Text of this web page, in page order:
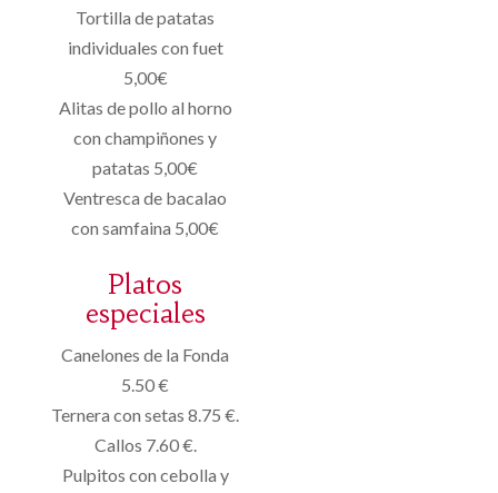
Tortilla de patatas
individuales con fuet
5,00€
Alitas de pollo al horno
con champiñones y
patatas 5,00€
Ventresca de bacalao
con samfaina 5,00€
Platos
especiales
Canelones de la Fonda
5.50 €
Ternera con setas 8.75 €.
Callos 7.60 €.
Pulpitos con cebolla y